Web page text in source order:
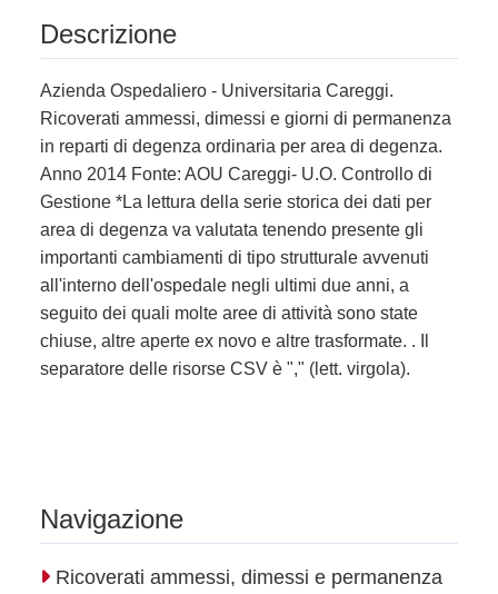
Descrizione
Azienda Ospedaliero - Universitaria Careggi.
Ricoverati ammessi, dimessi e giorni di permanenza
in reparti di degenza ordinaria per area di degenza.
Anno 2014 Fonte: AOU Careggi- U.O. Controllo di
Gestione *La lettura della serie storica dei dati per
area di degenza va valutata tenendo presente gli
importanti cambiamenti di tipo strutturale avvenuti
all'interno dell'ospedale negli ultimi due anni, a
seguito dei quali molte aree di attività sono state
chiuse, altre aperte ex novo e altre trasformate. . Il
separatore delle risorse CSV è "," (lett. virgola).
Navigazione
Ricoverati ammessi, dimessi e permanenza